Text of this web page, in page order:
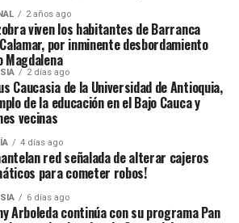
2 años ago
viven los habitantes de Barranca
por inminente desbordamiento
Magdalena
2 días ago
Caucasia de la Universidad de Antioquia,
de la educación en el Bajo Cauca y
vecinas
4 días ago
red señalada de alterar cajeros
para cometer robos!
6 días ago
Arboleda continúa con su programa Pan